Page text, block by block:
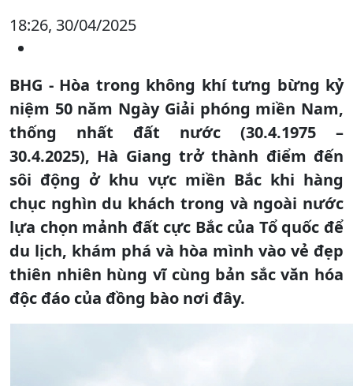
18:26, 30/04/2025
BHG - Hòa trong không khí tưng bừng kỷ
niệm 50 năm Ngày Giải phóng miền Nam,
thống nhất đất nước (30.4.1975 –
30.4.2025), Hà Giang trở thành điểm đến
sôi động ở khu vực miền Bắc khi hàng
chục nghìn du khách trong và ngoài nước
lựa chọn mảnh đất cực Bắc của Tổ quốc để
du lịch, khám phá và hòa mình vào vẻ đẹp
thiên nhiên hùng vĩ cùng bản sắc văn hóa
độc đáo của đồng bào nơi đây.